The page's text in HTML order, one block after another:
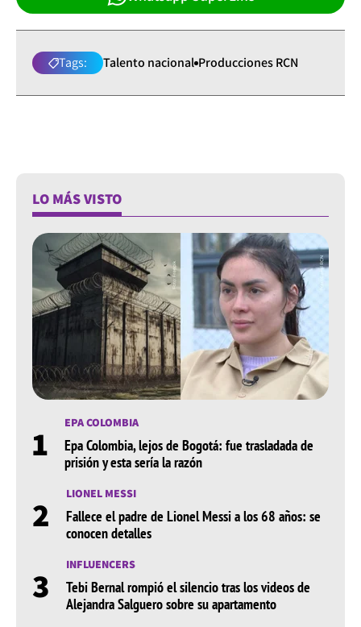
Tags: Talento nacional Producciones RCN
LO MÁS VISTO
1 EPA COLOMBIA
Epa Colombia, lejos de Bogotá: fue trasladada de
prisión y esta sería la razón
2 LIONEL MESSI
Fallece el padre de Lionel Messi a los 68 años: se
conocen detalles
3 INFLUENCERS
Tebi Bernal rompió el silencio tras los videos de
Alejandra Salguero sobre su apartamento